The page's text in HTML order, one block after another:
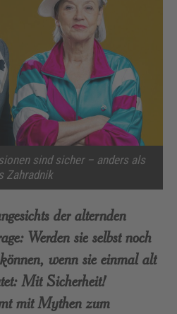
sind sicher – anders als
Zahradnik
der alternden
Werden sie selbst noch
wenn sie einmal alt
Mit Sicherheit!
mit Mythen zum